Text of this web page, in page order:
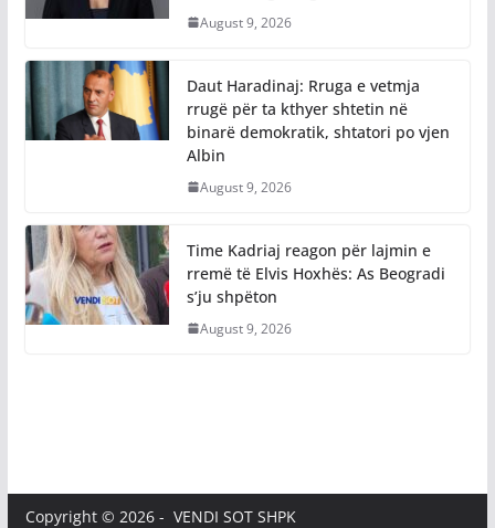
August 9, 2026
Daut Haradinaj: Rruga e vetmja
rrugë për ta kthyer shtetin në
binarë demokratik, shtatori po vjen
Albin
August 9, 2026
Time Kadriaj reagon për lajmin e
rremë të Elvis Hoxhës: As Beogradi
s’ju shpëton
August 9, 2026
Copyright © 2026 - VENDI SOT SHPK